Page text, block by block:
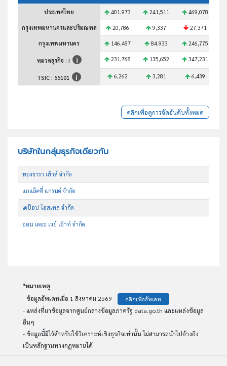
ประเทศไทย 401,973 241,511 469,078
กรุงเทพมหานครและปริมณฑล 20,786 9,337 27,371
กรุงเทพมหานคร 146,487 84,933 246,775
หมวดธุรกิจ : I 231,768 135,652 347,231
TSIC : 55101 6,262 3,281 6,439
คลิกเพื่อดูการจัดอันดับทั้งหมด
บริษัทในกลุ่มธุรกิจเดียวกัน
ทองธารา เฮ้าส์ จำกัด
แกแล็คซี่ แกรนด์ จำกัด
เคป๊อป โฮสเทล จำกัด
ออน เดอะ เวย์ เอ้าท์ จำกัด
*หมายเหตุ
- ข้อมูลอัพเดทเมื่อ 1 สิงหาคม 2569
คลิกเพื่ออัพเดท
- แหล่งที่มาข้อมูลจากศูนย์กลางข้อมูลภาครัฐ data.go.th และแหล่งข้อมูล
อื่นๆ
- ข้อมูลนี้มีไว้สำหรับใช้วิเคราะห์เชิงธุรกิจเท่านั้น ไม่สามารถนำไปอ้างอิง
เป็นหลักฐานทางกฏหมายได้